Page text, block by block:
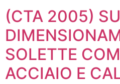
(CTA 2005)
SOLETTE
ACCIAIO E